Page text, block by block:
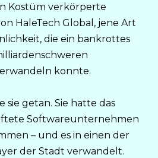
Kostüm verkörperte
HaleTech Global, jene Art
die ein bankrottes
konnte.
sie getan. Sie hatte das
Softwareunternehmen
– und es in einen der
der Stadt verwandelt.